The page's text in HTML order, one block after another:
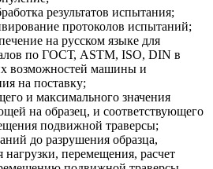
результатов испытания;
протоколов испытаний;
на русском языке для
по ГОСТ, ASTM, ISO, DIN в
возможностей машины и
на поставку;
и максимального значения
на образец, и соответствующего
подвижной траверсы;
до разрушения образца,
нагрузки, перемещения, расчет